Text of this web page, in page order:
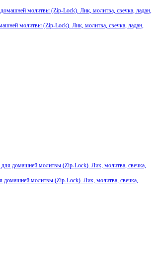
молитвы (Zip-Lock). Лик, молитва, свечка, ладан,
домашней молитвы (Zip-Lock). Лик, молитва, свечка,